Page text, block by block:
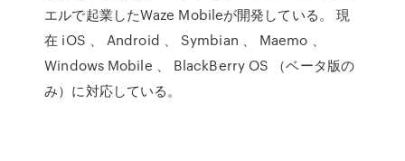
エルで起業したWaze Mobileが開発している。 現
在 iOS 、 Android 、 Symbian 、 Maemo 、
Windows Mobile 、 BlackBerry OS （ベータ版の
み）に対応している。